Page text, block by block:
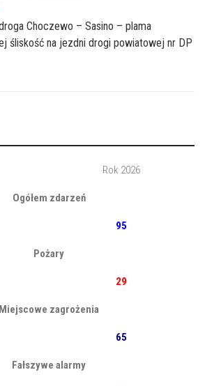
Choczewo – Sasino – plama
śliskość na jezdni drogi powiatowej nr DP
Rok 2026
Ogółem zdarzeń
95
Pożary
29
Miejscowe zagrożenia
65
Fałszywe alarmy